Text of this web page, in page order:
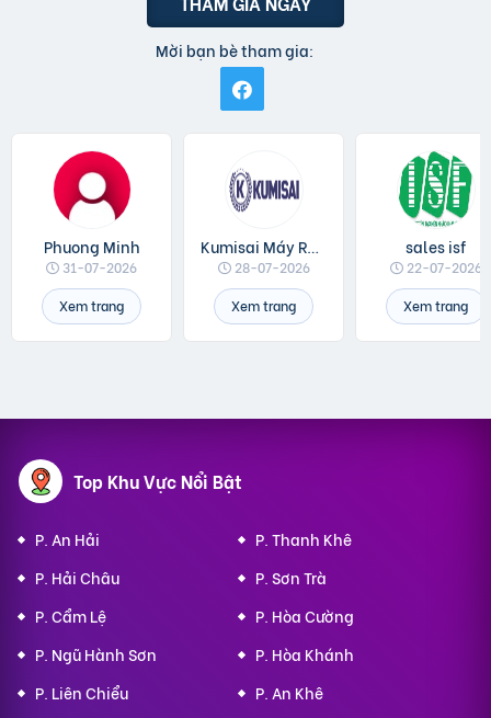
Mời bạn bè tham gia:
Phuong Minh
31-07-2026
Xem trang
Kumisai Máy Rửa Xe
28-07-2026
Xem trang
sales isf
22-07-2026
Xem trang
Top Khu Vực Nổi Bật
P. An Hải
P. Thanh Khê
P. Hải Châu
P. Sơn Trà
P. Cẩm Lệ
P. Hòa Cường
P. Ngũ Hành Sơn
P. Hòa Khánh
P. Liên Chiểu
P. An Khê